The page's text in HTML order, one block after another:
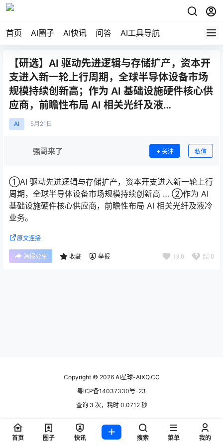
首页 AI圈子 AI快讯 问答 AI工具导航
【研选】AI 驱动先进逻辑与存储扩产，资本开
支进入新一轮上行周期，全球半导体设备市场
规模持续创新高；作为 AI 基础设施硬件核心供
应商，前瞻性布局 AI 相关光纤及液…
AI 5月 21日
强哥来了 关注 私信
①AI 驱动先进逻辑与存储扩产，资本开支进入新一轮上行
周期，全球半导体设备市场规模持续创新高 … ②作为 AI
基础设施硬件核心供应商，前瞻性布局 AI 相关光纤及液冷
业务。
原文连接
海报分享 收藏 举报 顶 0 踩 0
Copyright © 2026AI星球-AIXQ.CC
粤ICP备14037330号-23
查询 3 次，耗时 0.0712 秒
首页 圈子 快讯 搜索 菜单 我的